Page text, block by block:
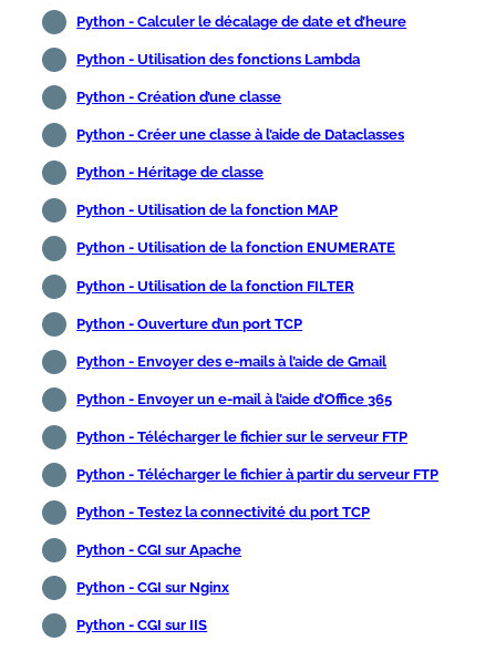
Python - Calculer le décalage de date et d’heure
Python - Utilisation des fonctions Lambda
Python - Création d’une classe
Python - Créer une classe à l’aide de Dataclasses
Python - Héritage de classe
Python - Utilisation de la fonction MAP
Python - Utilisation de la fonction ENUMERATE
Python - Utilisation de la fonction FILTER
Python - Ouverture d’un port TCP
Python - Envoyer des e-mails à l’aide de Gmail
Python - Envoyer un e-mail à l’aide d’Office 365
Python - Télécharger le fichier sur le serveur FTP
Python - Télécharger le fichier à partir du serveur FTP
Python - Testez la connectivité du port TCP
Python - CGI sur Apache
Python - CGI sur Nginx
Python - CGI sur IIS